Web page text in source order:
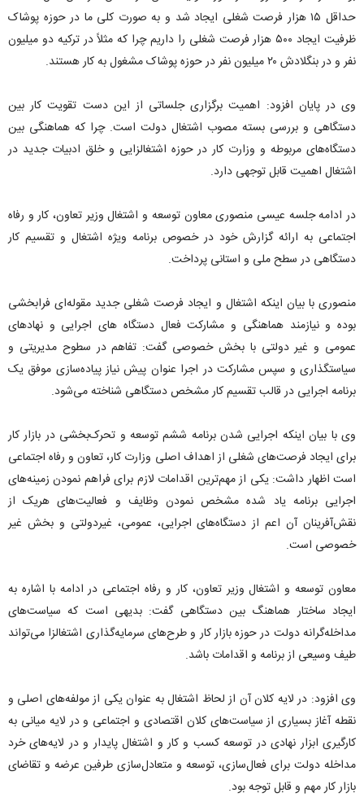
حداقل ۱۵ هزار فرصت شغلی ایجاد شد و به صورت کلی ما در حوزه پوشاک
ظرفیت ایجاد ۵۰۰ هزار فرصت شغلی را داریم چرا که مثلاً در ترکیه دو میلیون
نفر و در بنگلادش ۲۰ میلیون نفر در حوزه پوشاک مشغول به کار هستند.
وی در پایان افزود: اهمیت برگزاری جلساتی از این دست تقویت کار بین
دستگاهی و بررسی بسته مصوب اشتغال دولت است. چرا که هماهنگی بین
دستگاه‌های مربوطه و وزارت کار در حوزه اشتغالزایی و خلق ادبیات جدید در
اشتغال اهمیت قابل توجهی دارد.
در ادامه جلسه عیسی منصوری معاون توسعه و اشتغال وزیر تعاون، کار و رفاه
اجتماعی به ارائه گزارش خود در خصوص برنامه ویژه اشتغال و تقسیم کار
دستگاهی در سطح ملی و استانی پرداخت.
منصوری با بیان اینکه اشتغال و ایجاد فرصت شغلی جدید مقوله‌ای فرابخشی
بوده و نیازمند هماهنگی و مشارکت فعال دستگاه های اجرایی و نهادهای
عمومی و غیر دولتی با بخش خصوصی گفت: تفاهم در سطوح مدیریتی و
سیاستگذاری و سپس مشارکت در اجرا عنوان پیش نیاز پیاده‌سازی موفق یک
برنامه اجرایی در قالب تقسیم کار مشخص دستگاهی شناخته می‌شود.
وی با بیان اینکه اجرایی شدن برنامه ششم توسعه و تحرک‌بخشی در بازار کار
برای ایجاد فرصت‌های شغلی از اهداف اصلی وزارت کار، تعاون و رفاه اجتماعی
است اظهار داشت: یکی از مهم‌ترین اقدامات لازم برای فراهم نمودن زمینه‌های
اجرایی برنامه یاد شده مشخص نمودن وظایف و فعالیت‌های هریک از
نقش‌آفرینان آن اعم از دستگاه‌های اجرایی، عمومی، غیردولتی و بخش غیر
خصوصی است.
معاون توسعه و اشتغال وزیر تعاون، کار و رفاه اجتماعی در ادامه با اشاره به
ایجاد ساختار هماهنگ بین دستگاهی گفت: بدیهی است که سیاست‌های
مداخله‌گرانه دولت در حوزه بازار کار و طرح‌های سرمایه‌گذاری اشتغالزا می‌تواند
طیف وسیعی از برنامه و اقدامات باشد.
وی افزود: در لایه کلان آن از لحاظ اشتغال به عنوان یکی از مولفه‌های اصلی و
نقطه آغاز بسیاری از سیاست‌های کلان اقتصادی و اجتماعی و در لایه میانی به
کارگیری ابزار نهادی در توسعه کسب و کار و اشتغال پایدار و در لایه‌های خرد
مداخله دولت برای فعال‌سازی، توسعه و متعادل‌سازی طرفین عرضه و تقاضای
بازار کار مهم و قابل توجه بود.